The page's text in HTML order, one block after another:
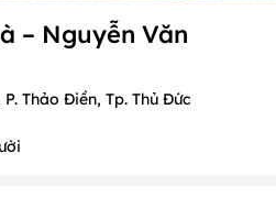
– Nguyễn Văn
Thảo Điền, Tp. Thủ Đức